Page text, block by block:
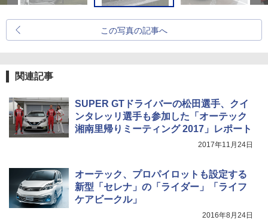
この写真の記事へ
関連記事
SUPER GTドライバーの松田選手、クイ
ンタレッリ選手も参加した「オーテック
湘南里帰りミーティング 2017」レポート
2017年11月24日
オーテック、プロパイロットも設定する
新型「セレナ」の「ライダー」「ライフ
ケアビークル」
2016年8月24日